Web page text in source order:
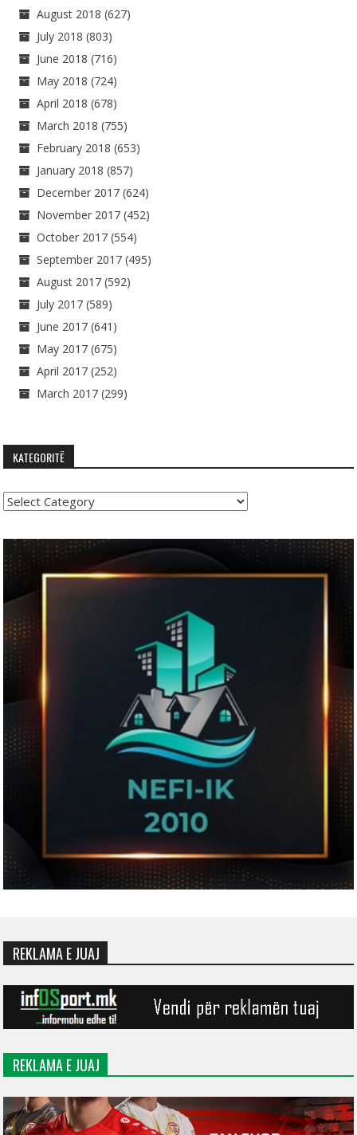
August 2018 (627)
July 2018 (803)
June 2018 (716)
May 2018 (724)
April 2018 (678)
March 2018 (755)
February 2018 (653)
January 2018 (857)
December 2017 (624)
November 2017 (452)
October 2017 (554)
September 2017 (495)
August 2017 (592)
July 2017 (589)
June 2017 (641)
May 2017 (675)
April 2017 (252)
March 2017 (299)
KATEGORITË
Kategoritë
REKLAMA E JUAJ
REKLAMA E JUAJ